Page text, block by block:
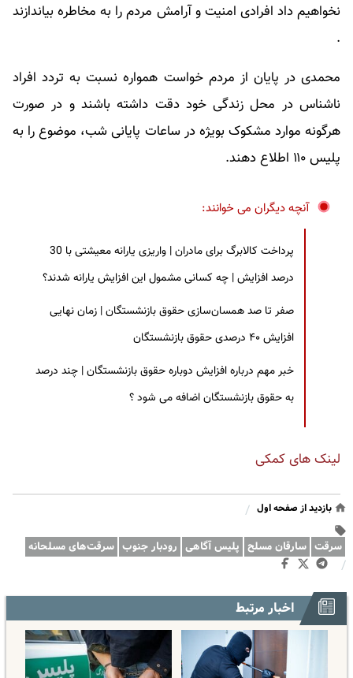
نخواهیم داد افرادی امنیت و آرامش مردم را به مخاطره بیاندازند
.
محمدی در پایان از مردم خواست همواره نسبت به تردد افراد
ناشناس در محل زندگی خود دقت داشته باشند و در صورت
هرگونه موارد مشکوک بویژه در ساعات پایانی شب، موضوع را به
پلیس ۱۱۰ اطلاع دهند.
آنچه دیگران می خوانند:
پرداخت کالابرگ برای مادران | واریزی یارانه معیشتی با 30
درصد افزایش | چه کسانی مشمول این افزایش یارانه شدند؟
صفر تا صد همسان‌سازی حقوق بازنشستگان | زمان نهایی
افزایش ۴۰ درصدی حقوق بازنشستگان
خبر مهم درباره افزایش دوباره حقوق بازنشستگان | چند درصد
به حقوق بازنشستگان اضافه می شود ؟
لینک های کمکی
بازدید از صفحه اول /
سرقت سارقان مسلح پلیس آگاهی رودبار جنوب سرقت‌های مسلحانه
/
اخبار مرتبط